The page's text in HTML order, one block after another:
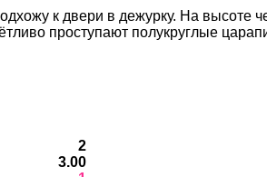
к двери в дежурку. На высоте
проступают полукруглые
2
3.00